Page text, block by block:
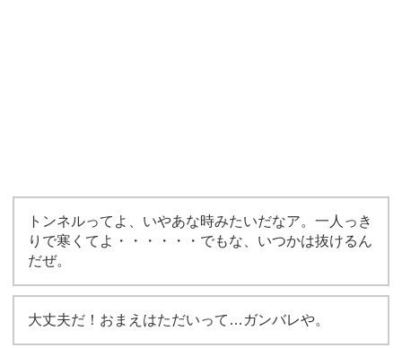
トンネルってよ、いやあな時みたいだなア。一人っき
りで寒くてよ・・・・・・でもな、いつかは抜けるん
だぜ。
大丈夫だ！おまえはただいって…ガンバレや。